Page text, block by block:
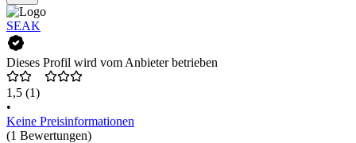
SEAK
Dieses Profil wird vom Anbieter betrieben
1,5 (1)
•
Keine Preisinformationen
(1 Bewertungen)